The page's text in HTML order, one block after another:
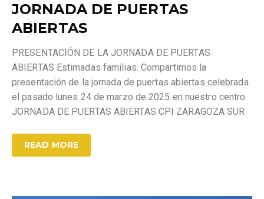
JORNADA DE PUERTAS
ABIERTAS
PRESENTACIÓN DE LA JORNADA DE PUERTAS
ABIERTAS Estimadas familias. Compartimos la
presentación de la jornada de puertas abiertas celebrada
el pasado lunes 24 de marzo de 2025 en nuestro centro.
JORNADA DE PUERTAS ABIERTAS CPI ZARAGOZA SUR
READ MORE